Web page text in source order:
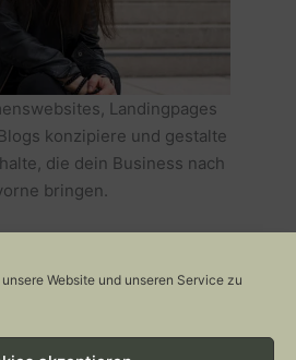
Website und unseren Service zu
Landingpages
konzipiere und gestalte
die dein Business nach
bringen.
MACHEN >>